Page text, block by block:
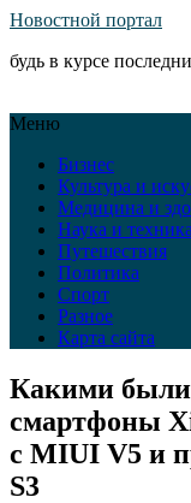
Новостной портал
будь в курсе
Меню
Бизнес
Культура и
Медицина и
Наука и техника
Путешествия
Политика
Спорт
Разное
Карта сайта
Какими
смартфоны
с MIUI V5 и
S3